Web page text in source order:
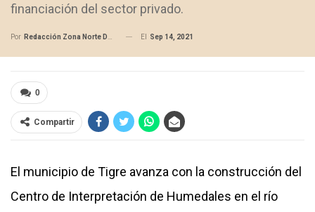
financiación del sector privado.
Por Redacción Zona Norte Daily El Sep 14, 2021
0
Compartir
El municipio de Tigre avanza con la construcción del
Centro de Interpretación de Humedales en el río